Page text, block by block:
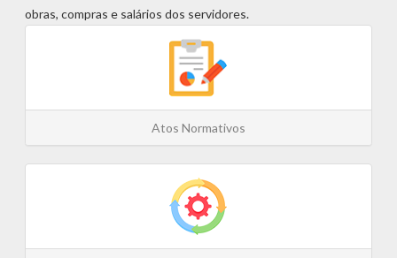
obras, compras e salários dos servidores.
Atos Normativos